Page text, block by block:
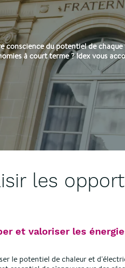
conscience du potentiel de
à court terme ? Idex vous
les
et valoriser les
le potentiel de chaleur et